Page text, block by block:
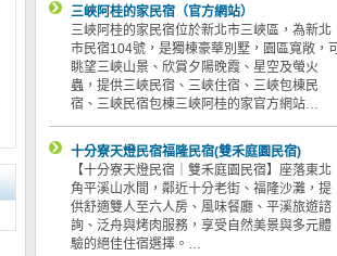
三峽阿桂的家民宿（官方網站）
三峽阿桂的家民宿位於新北市三峽區，為新北
市民宿104號，是獨棟豪華別墅，園區寬敞，可
眺望三峽山景、欣賞夕陽晚霞、星空及螢火
蟲，提供三峽民宿、三峽住宿、三峽包棟民
宿、三峽民宿包棟三峽阿桂的家官方網站…
十分寮天燈民宿福隆民宿(雙禾庭園民宿)
【十分寮天燈民宿｜雙禾庭園民宿】座落東北
角平溪山水間，鄰近十分老街、福隆沙灘，提
供舒適雙人至六人房、風味餐廳、平溪旅遊諮
詢、泛舟與烤肉服務，享受自然美景與多元體
驗的絕佳住宿選擇。…